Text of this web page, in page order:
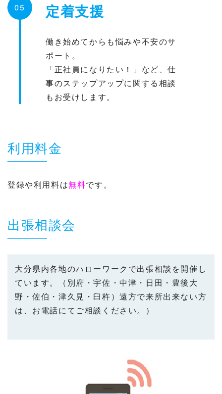
05 定着支援
働き始めてからも悩みや不安のサ
ポート。
「正社員になりたい！」など、仕
事のステップアップに関する相談
もお受けします。
利用料金
登録や利用料は無料です。
出張相談会
大分県内各地のハローワークで出張相談を開催し
ています。（別府・宇佐・中津・日田・豊後大
野・佐伯・津久見・臼杵）遠方で来所出来ない方
は、お電話にてご相談ください。）